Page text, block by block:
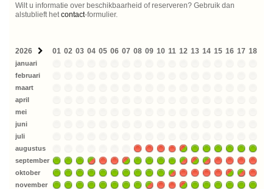
Wilt u informatie over beschikbaarheid of reserveren? Gebruik dan
alstublieft het contact-formulier.
2026 01 02 03 04 05 06 07 08 09 10 11 12 13 14 15 16 17 18
januari
februari
maart
april
mei
juni
juli
augustus
september
oktober
november